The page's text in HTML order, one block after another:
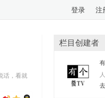
登录 注
话，看就
栏目创建者